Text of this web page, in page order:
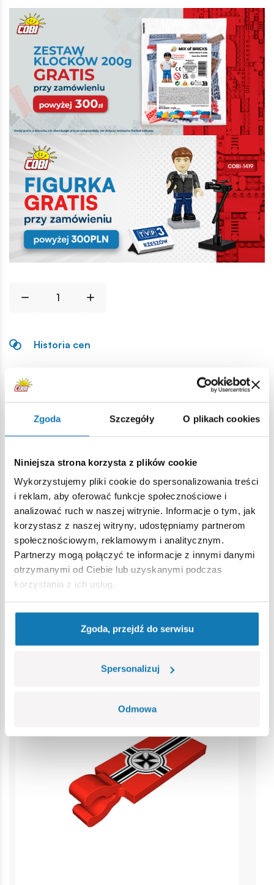
Zgoda Szczegóły O plikach cookies
Niniejsza strona korzysta z plików cookie
Wykorzystujemy pliki cookie do spersonalizowania treści
i reklam, aby oferować funkcje społecznościowe i
analizować ruch w naszej witrynie. Informacje o tym, jak
korzystasz z naszej witryny, udostępniamy partnerom
społecznościowym, reklamowym i analitycznym.
Partnerzy mogą połączyć te informacje z innymi danymi
otrzymanymi od Ciebie lub uzyskanymi podczas
korzystania z ich usług.
Zgoda, przejdź do serwisu
Spersonalizuj
Odmowa
Historia cen
Opis
Lokalizacja produktu:
Ostrzeżenie
Nieodpowiednie dla dzieci w wieku poniżej 3 lat. Zawiera
małe części, które mogą zostać połknięte lub wchłonięte
(ryzyko zadławienia). Zalecamy zachowanie opakowania w
celach informacyjnych. Zachowuje się prawo do zmiany
kolorów i szczegółów technicznych.
Bestsellery w kategorii